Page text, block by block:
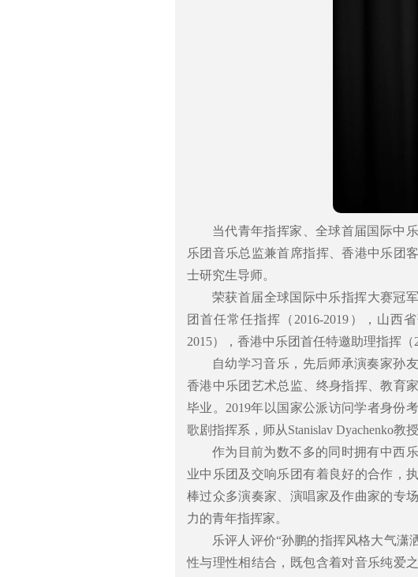
当代青年指挥家、全球首届国际中
乐团音乐总监兼首席指挥、香港中乐团
士研究生导师。
荣获首届全球国际中乐指挥大赛冠
团首任常任指挥（2016-2019），山西
2015），香港中乐团首任特邀助理指挥（
自幼学习音乐，先后师承演奏家孙
香港中乐团艺术总监、终身指挥、教育
毕业。2019年以国家公派访问学者身份
歌剧指挥系，师从Stanislav Dyachenko教
作为目前为数不多的同时拥有中西
业中乐团及交响乐团有着良好的合作，
棒过众多演奏家、演唱家及作曲家的专
力的青年指挥家。
乐评人评价“孙鹏的指挥风格大气潇
性与理性相结合，既包含着对音乐纯爱